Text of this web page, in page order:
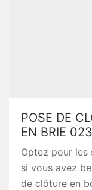
POSE DE
EN BRIE
Optez pour les
si vous avez
de clôture en